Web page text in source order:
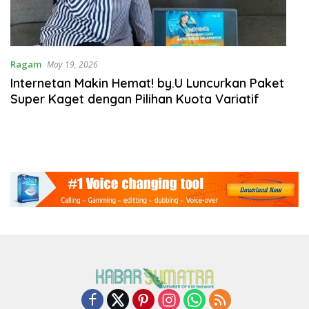
Ragam May 19, 2026
Internetan Makin Hemat! by.U Luncurkan Paket
Super Kaget dengan Pilihan Kuota Variatif